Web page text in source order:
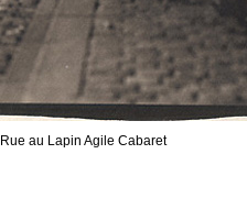
Rue au Lapin Agile Cabaret